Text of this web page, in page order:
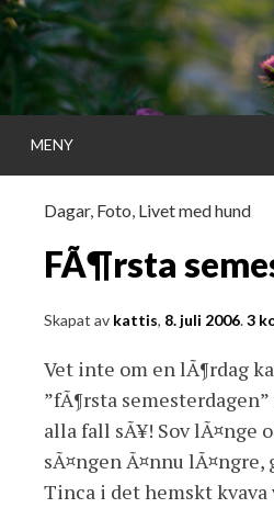
Gå
direkt
till
innehållet
MENY
Dagar, Foto, Livet med hund
FÃ¶rsta
Skapat av kattis, 8. juli 2006.3
Vet inte om en lÃ¶rdag
”fÃ¶rsta
alla fall sÃ¥! Sov lÃ¤nge
sÃ¤ngen Ã¤nnu
Tinca i det hemskt kvava